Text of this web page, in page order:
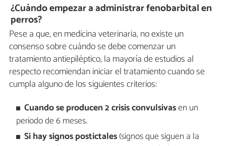
¿Cuándo empezar a administrar fenobarbital en
perros?
Pese a que, en medicina veterinaria, no existe un
consenso sobre cuándo se debe comenzar un
tratamiento antiepiléptico, la mayoría de estudios al
respecto recomiendan iniciar el tratamiento cuando se
cumpla alguno de los siguientes criterios:
Cuando se producen 2 crisis convulsivasen un
periodo de 6 meses.
Si hay signos postictales(signos que siguen a la